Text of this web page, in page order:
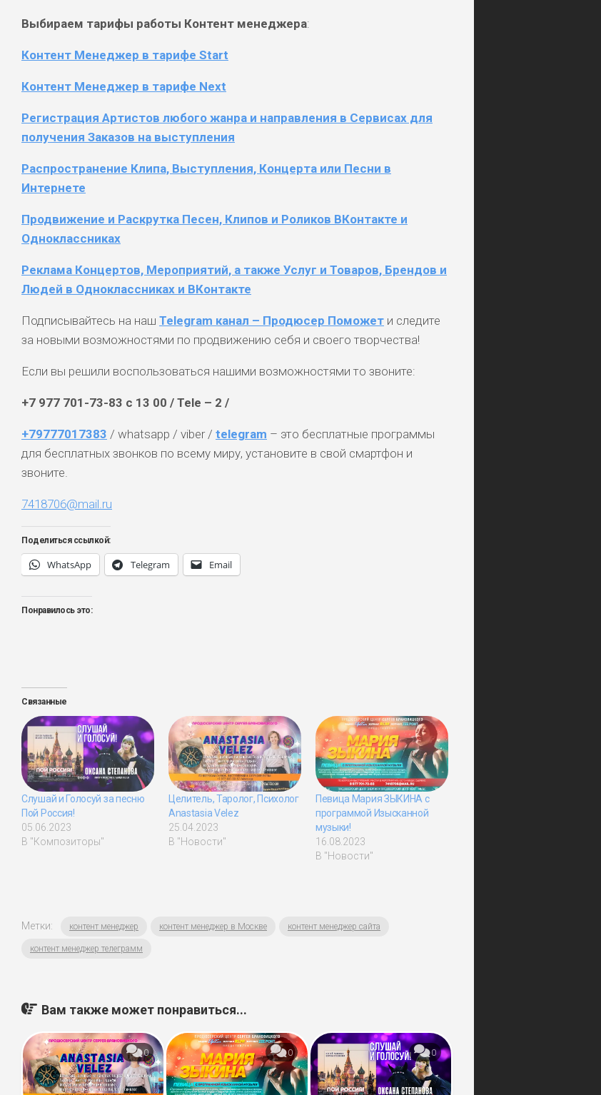
Выбираем тарифы работы Контент менеджера:
Контент Менеджер в тарифе Start
Контент Менеджер в тарифе Next
Регистрация Артистов любого жанра и направления в Сервисах для
получения Заказов на выступления
Распространение Клипа, Выступления, Концерта или Песни в
Интернете
Продвижение и Раскрутка Песен, Клипов и Роликов ВКонтакте и
Одноклассниках
Реклама Концертов, Мероприятий, а также Услуг и Товаров, Брендов и
Людей в Одноклассниках и ВКонтакте
Подписывайтесь на наш Telegram канал – Продюсер Поможет и следите
за новыми возможностями по продвижению себя и своего творчества!
Если вы решили воспользоваться нашими возможностями то звоните:
+7 977 701-73-83 с 13 00 / Tele – 2 /
+79777017383 / whatsapp / viber / telegram – это бесплатные программы
для бесплатных звонков по всему миру, установите в свой смартфон и
звоните.
7418706@mail.ru
Поделиться ссылкой:
WhatsApp Telegram Email
Понравилось это:
Связанные
Слушай и Голосуй за песню
Пой Россия!
05.06.2023
В "Композиторы"
Целитель, Таролог, Психолог
Anastasia Velez
25.04.2023
В "Новости"
Певица Мария ЗЫКИНА с
программой Изысканной
музыки!
16.08.2023
В "Новости"
Метки: контент менеджер контент менеджер в Москве контент менеджер сайта
контент менеджер телеграмм
Вам также может понравиться...
0 0 0